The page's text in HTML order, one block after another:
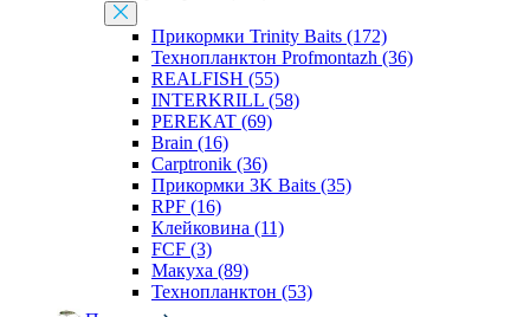
Прикормки Trinity Baits (172)
Технопланктон Profmontazh (36)
REALFISH (55)
INTERKRILL (58)
PEREKAT (69)
Brain (16)
Carptronik (36)
Прикормки 3K Baits (35)
RPF (16)
Клейковина (11)
FCF (3)
Макуха (89)
Технопланктон (53)